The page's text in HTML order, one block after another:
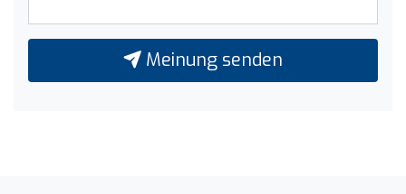
Meinung senden